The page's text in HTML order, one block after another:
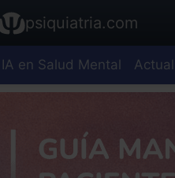
psiquiatria.com
IA en Salud Mental